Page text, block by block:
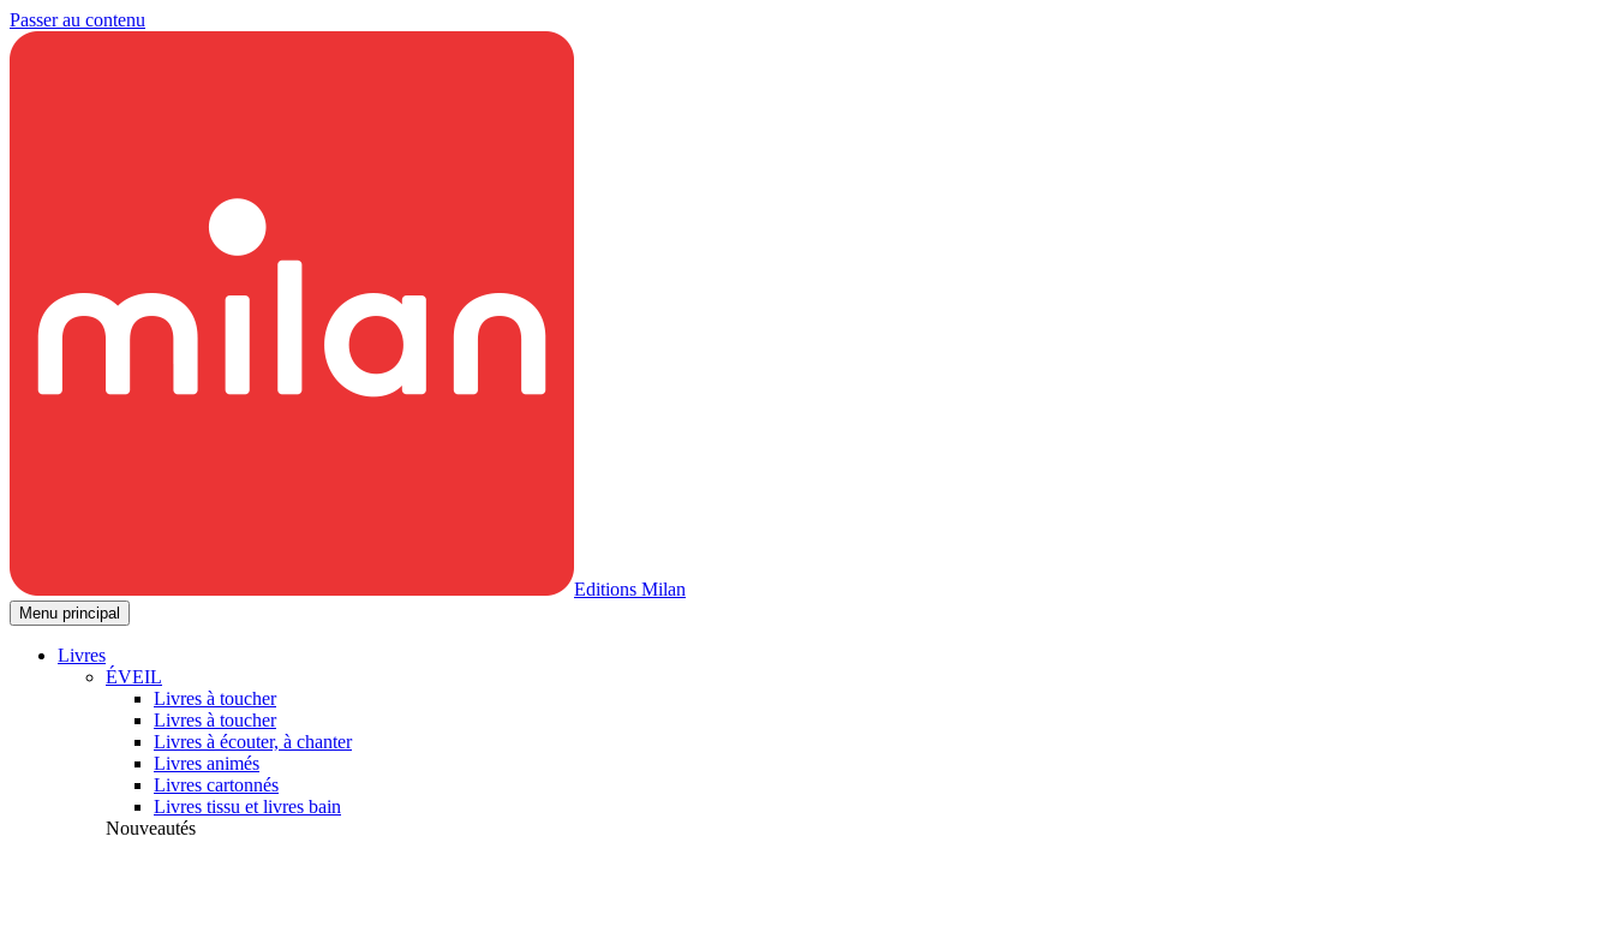
Passer au contenu
Editions Milan
Menu principal
Livres
ÉVEIL
Livres à toucher
Livres à toucher
Livres à écouter, à chanter
Livres animés
Livres cartonnés
Livres tissu et livres bain
Nouveautés